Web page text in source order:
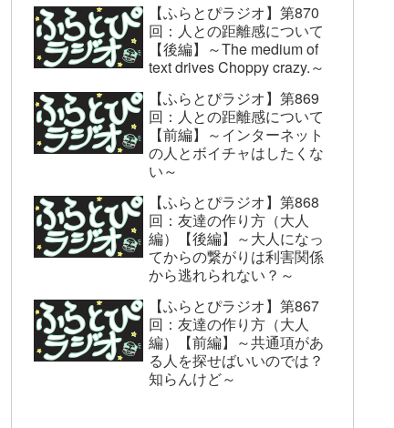
【ふらとぴラジオ】第870
回：人との距離感について
【後編】～The medium of
text drives Choppy crazy.～
【ふらとぴラジオ】第869
回：人との距離感について
【前編】～インターネット
の人とボイチャはしたくな
い～
【ふらとぴラジオ】第868
回：友達の作り方（大人
編）【後編】～大人になっ
てからの繋がりは利害関係
から逃れられない？～
【ふらとぴラジオ】第867
回：友達の作り方（大人
編）【前編】～共通項があ
る人を探せばいいのでは？
知らんけど～